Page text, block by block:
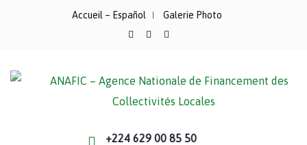
Accueil – Español Galerie Photo
+224 629 00 85 50